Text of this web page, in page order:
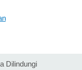
Dilindungi